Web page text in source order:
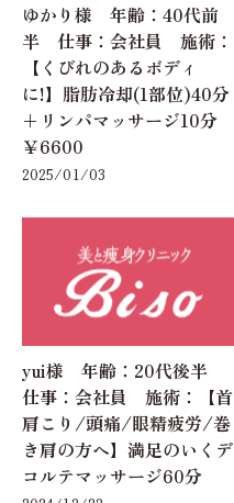
ゆかり様 年齢：40代前
半 仕事：会社員 施術：
【くびれのあるボディ
に!】脂肪冷却(1部位)40分
+リンパマッサージ10分
￥6600
2025/01/03
yui様 年齢：20代後半
仕事：会社員 施術：【首
肩こり/頭痛/眼精疲労/巻
き肩の方へ】満足のいくデ
コルテマッサージ60分